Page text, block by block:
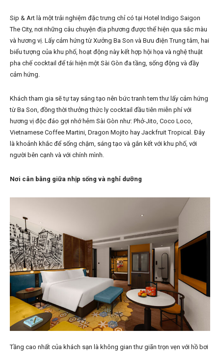
Sip & Art là một trải nghiệm đặc trưng chỉ có tại Hotel Indigo Saigon
The City, nơi những câu chuyện địa phương được thể hiện qua sắc màu
và hương vị. Lấy cảm hứng từ Xưởng Ba Son và Bưu điện Trung tâm, hai
biểu tượng của khu phố, hoạt động này kết hợp hội họa và nghệ thuật
pha chế cocktail để tái hiện một Sài Gòn đa tầng, sống động và đầy
cảm hứng.
Khách tham gia sẽ tự tay sáng tạo nên bức tranh tem thư lấy cảm hứng
từ Ba Son, đồng thời thưởng thức ly cocktail đầu tiên miễn phí với
hương vị độc đáo gợi nhớ hẻm Sài Gòn như: Phở-Jito, Coco Loco,
Vietnamese Coffee Martini, Dragon Mojito hay Jackfruit Tropical. Đây
là khoảnh khắc để sống chậm, sáng tạo và gắn kết với khu phố, với
người bên cạnh và với chính mình.
Nơi cân bằng giữa nhịp sống và nghỉ dưỡng
Tầng cao nhất của khách sạn là không gian thư giãn trọn vẹn với hồ bơi